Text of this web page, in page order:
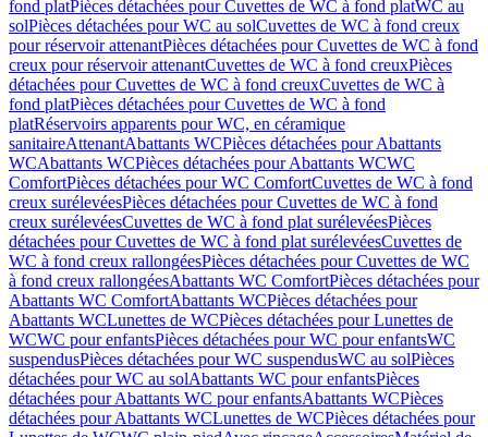
fond platPièces détachées pour Cuvettes de WC à fond platWC au
solPièces détachées pour WC au solCuvettes de WC à fond creux
pour réservoir attenantPièces détachées pour Cuvettes de WC à fond
creux pour réservoir attenantCuvettes de WC à fond creuxPièces
détachées pour Cuvettes de WC à fond creuxCuvettes de WC à
fond platPièces détachées pour Cuvettes de WC à fond
platRéservoirs apparents pour WC, en céramique
sanitaireAttenantAbattants WCPièces détachées pour Abattants
WCAbattants WCPièces détachées pour Abattants WCWC
ComfortPièces détachées pour WC ComfortCuvettes de WC à fond
creux surélevéesPièces détachées pour Cuvettes de WC à fond
creux surélevéesCuvettes de WC à fond plat surélevéesPièces
détachées pour Cuvettes de WC à fond plat surélevéesCuvettes de
WC à fond creux rallongéesPièces détachées pour Cuvettes de WC
à fond creux rallongéesAbattants WC ComfortPièces détachées pour
Abattants WC ComfortAbattants WCPièces détachées pour
Abattants WCLunettes de WCPièces détachées pour Lunettes de
WCWC pour enfantsPièces détachées pour WC pour enfantsWC
suspendusPièces détachées pour WC suspendusWC au solPièces
détachées pour WC au solAbattants WC pour enfantsPièces
détachées pour Abattants WC pour enfantsAbattants WCPièces
détachées pour Abattants WCLunettes de WCPièces détachées pour